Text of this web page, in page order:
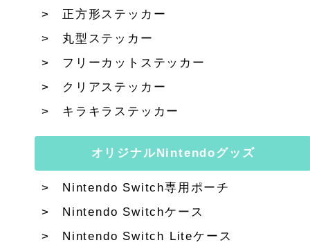
正方形ステッカー
丸型ステッカー
フリーカットステッカー
クリアステッカー
キラキラステッカー
オリジナルNintendoグッズ
Nintendo Switch専用ポーチ
Nintendo Switchケース
Nintendo Switch Liteケース